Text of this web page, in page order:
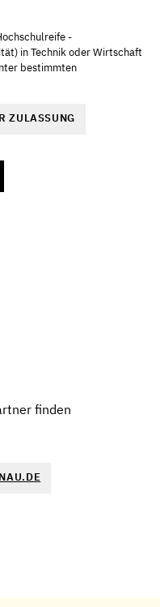
-
in Technik oder Wirtschaft
bestimmten
ZULASSUNG
finden